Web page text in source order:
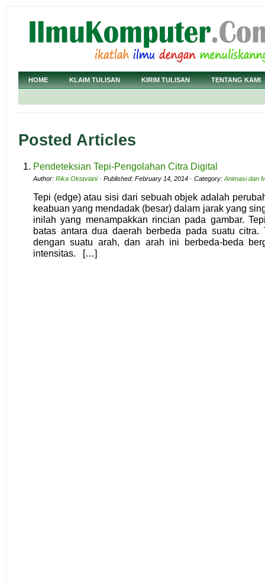
HOME KLAIM TULISAN KIRIM TULISAN TENTANG KAMI
Posted Articles
Pendeteksian Tepi-Pengolahan Citra Digital
Author: Rika Oktaviani· Published: February 14, 2014 · Category: Animasi dan
Tepi (edge) atau sisi dari sebuah objek adalah
keabuan yang mendadak (besar) dalam jarak yang
inilah yang menampakkan rincian pada gambar.
batas antara dua daerah berbeda pada suatu citra.
dengan suatu arah, dan arah ini berbeda-beda
intensitas. […]